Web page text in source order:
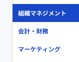
組織マネジメント
会計・財務
マーケティング